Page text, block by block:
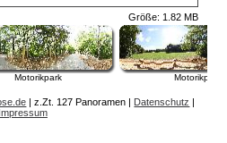
Größe: 1.82 MB
Motorikpark Motorikpark
| z.Zt. 127 Panoramen | Datenschutz |
Impressum